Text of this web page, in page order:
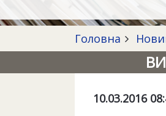
Головна
10.03.2016